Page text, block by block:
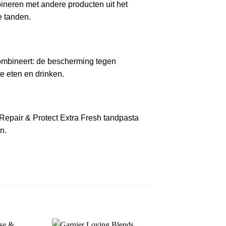
met andere producten uit het
tanden.
de bescherming tegen
eten en drinken.
& Protect Extra Fresh tandpasta